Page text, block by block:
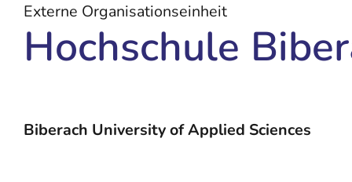
Externe Organisationseinheit
Hochschule
Biberach University of Applied Sciences